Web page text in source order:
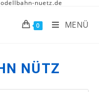
nuetz.de
0 MENÜ
NÜTZ